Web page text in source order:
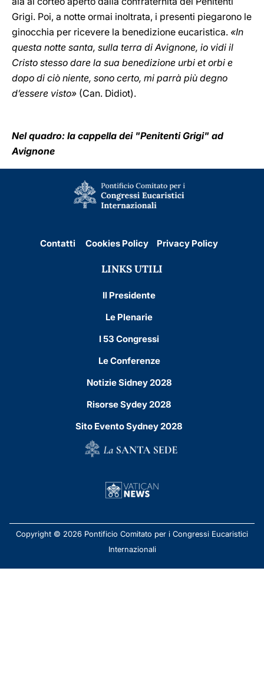
Grigi. Poi, a notte ormai inoltrata, i presenti piegarono le
ginocchia per ricevere la benedizione eucaristica. «In
questa notte santa, sulla terra di Avignone, io vidi il
Cristo stesso dare la sua benedizione urbi et orbi e
dopo di ciò niente, sono certo, mi parrà più degno
d’essere visto» (Can. Didiot).
Nel quadro: la cappella dei "Penitenti Grigi" ad
Avignone
Contatti Cookies Policy Privacy Policy
LINKS UTILI
Il Presidente
Le Plenarie
I 53 Congressi
Le Conferenze
Notizie Sidney 2028
Risorse Sydey 2028
Sito Evento Sydney 2028
Copyright © 2026 Pontificio Comitato per i Congressi Eucaristici
Internazionali